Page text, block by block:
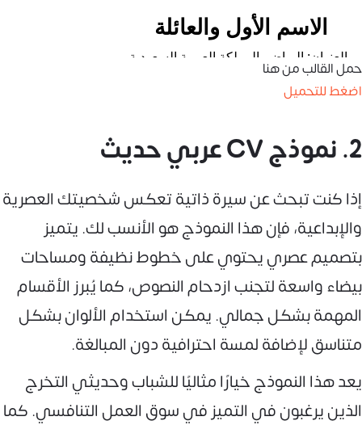
حمل القالب من هنا
اضغط للتحميل
2. نموذج CV عربي حديث
إذا كنت تبحث عن سيرة ذاتية تعكس شخصيتك العصرية
والإبداعية، فإن هذا النموذج هو الأنسب لك. يتميز
بتصميم عصري يحتوي على خطوط نظيفة ومساحات
بيضاء واسعة لتجنب ازدحام النصوص، كما يُبرز الأقسام
المهمة بشكل جمالي. يمكن استخدام الألوان بشكل
متناسق لإضافة لمسة احترافية دون المبالغة.
يعد هذا النموذج خيارًا مثاليًا للشباب وحديثي التخرج
الذين يرغبون في التميز في سوق العمل التنافسي. كما